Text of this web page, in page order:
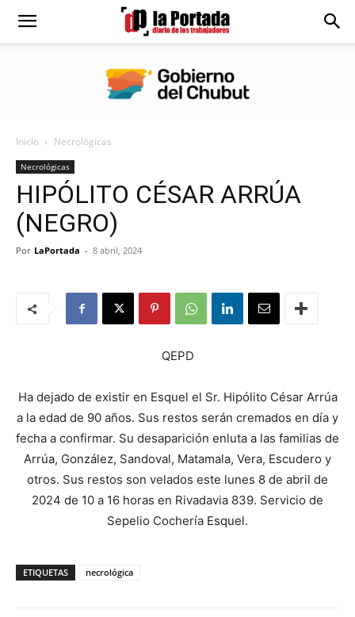
Diario
Portada
Inicio Necrológicas
Necrológicas
HIPÓLITO CÉSAR ARRÚA
(NEGRO)
Por LaPortada - 8 abril, 2024
QEPD
Ha dejado de existir en Esquel el Sr. Hipólito César Arrúa
a la edad de 90 años. Sus restos serán cremados en día y
fecha a confirmar. Su desaparición enluta a las familias de
Arrúa, González, Sandoval, Matamala, Vera, Escudero y
otros. Sus restos son velados este lunes 8 de abril de
2024 de 10 a 16 horas en Rivadavia 839. Servicio de
Sepelio Cochería Esquel.
ETIQUETAS necrológica